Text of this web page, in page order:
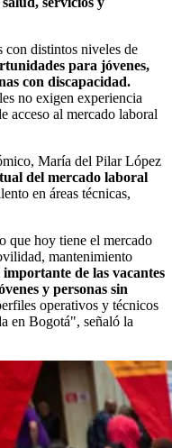
con distintos niveles de
para jóvenes,
con discapacidad.
no exigen experiencia
acceso al mercado laboral
María del Pilar López
del mercado laboral
en áreas técnicas,
que hoy tiene el mercado
mantenimiento
de las vacantes
y personas sin
operativos y técnicos
en Bogotá", señaló la